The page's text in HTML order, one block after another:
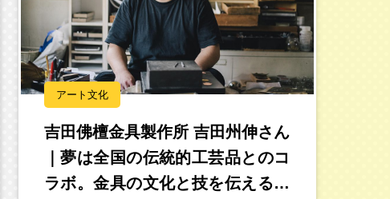
アート文化
吉田佛檀金具製作所 吉田州伸さん
｜夢は全国の伝統的工芸品とのコ
ラボ。金具の文化と技を伝える伝